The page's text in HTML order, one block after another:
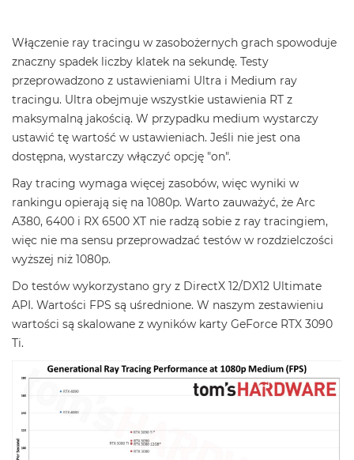
Włączenie ray tracingu w zasobożernych grach spowoduje
znaczny spadek liczby klatek na sekundę. Testy
przeprowadzono z ustawieniami Ultra i Medium ray
tracingu. Ultra obejmuje wszystkie ustawienia RT z
maksymalną jakością. W przypadku medium wystarczy
ustawić tę wartość w ustawieniach. Jeśli nie jest ona
dostępna, wystarczy włączyć opcję "on".
Ray tracing wymaga więcej zasobów, więc wyniki w
rankingu opierają się na 1080p. Warto zauważyć, że Arc
A380, 6400 i RX 6500 XT nie radzą sobie z ray tracingiem,
więc nie ma sensu przeprowadzać testów w rozdzielczości
wyższej niż 1080p.
Do testów wykorzystano gry z DirectX 12/DX12 Ultimate
API. Wartości FPS są uśrednione. W naszym zestawieniu
wartości są skalowane z wyników karty GeForce RTX 3090
Ti.